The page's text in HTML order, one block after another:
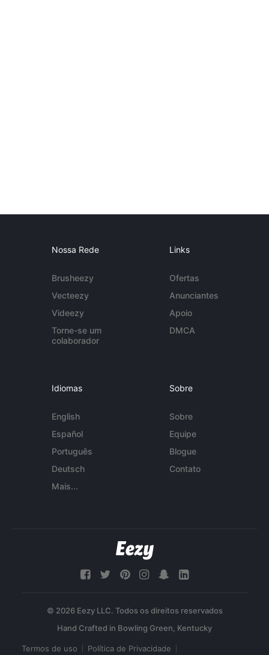
Nossa Rede
Brusheezy
Vecteezy
Videezy
Torne-se um
colaborador
Links
Ofertas
Anunciantes
Apoio
DMCA
Idiomas
English
Español
Português
Deutsch
Mais...
Sobre
Sobre
Equipe
Blogue
Contato
© 2026 Eezy LLC. Todos os direitos reservados
Termos de uso Política de Privacidade